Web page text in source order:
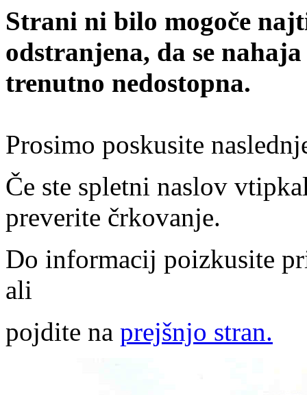
Strani ni bilo mogoče
odstranjena, da se
trenutno nedostopna.
Prosimo poskusite
Če ste spletni naslov
preverite črkovanje.
Do informacij poizkusite
ali
pojdite na prejšnjo stran.